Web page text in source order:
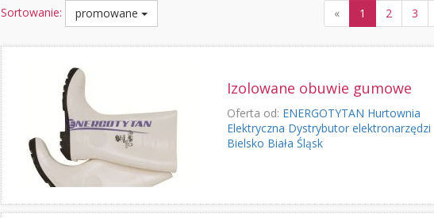
« 1 2 3
Sortowanie: promowane
Izolowane obuwie gumowe
Oferta od: ENERGOTYTAN Hurtownia
Elektryczna Dystrybutor elektronarzędzi
Bielsko Biała Śląsk